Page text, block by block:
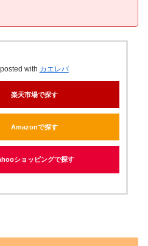
posted with カエレバ
楽天市場で探す
Amazonで探す
ショッピングで探す